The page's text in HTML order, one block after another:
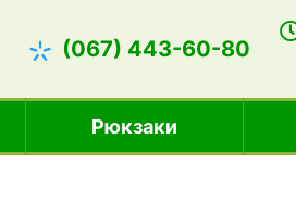
(067) 443-60-80
Рюкзаки